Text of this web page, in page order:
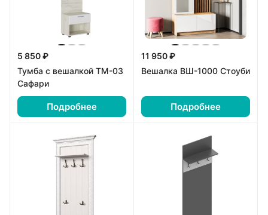
5 850 ₽
Тумба с вешалкой ТМ-03
Сафари
Подробнее
11 950 ₽
Вешалка ВШ-1000 Стоуби
Подробнее